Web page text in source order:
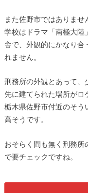
また佐野市ではありま
学校はドラマ「南極大陸
舎で、外観的にかなり合
れません。
刑務所の外観とあって、
先に建てられた場所がロ
栃木県佐野市付近のそう
高そうです。
おそらく間も無く刑務
で要チェックですね。